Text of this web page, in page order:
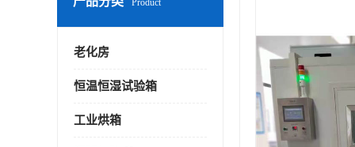
Product
老化房
恒温恒湿试验箱
工业烘箱